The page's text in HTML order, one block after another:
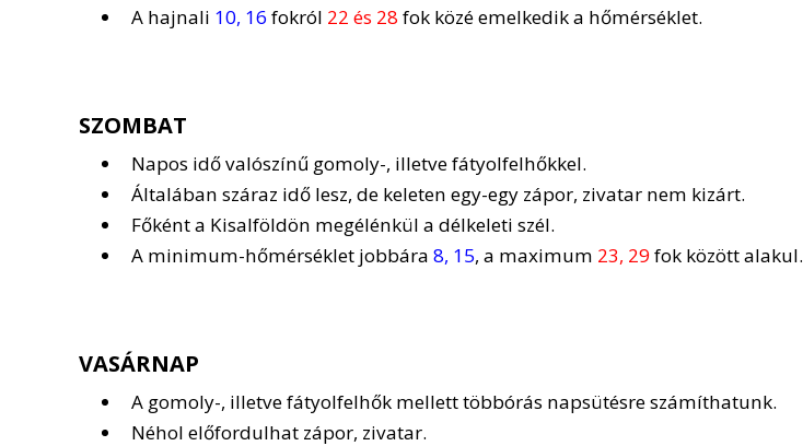
A hajnali 10, 16 fokról 22 és 28 fok közé emelkedik a hőmérséklet.
SZOMBAT
Napos idő valószínű gomoly-, illetve fátyolfelhőkkel.
Általában száraz idő lesz, de keleten egy-egy zápor, zivatar nem kizárt.
Főként a Kisalföldön megélénkül a délkeleti szél.
A minimum-hőmérséklet jobbára 8, 15, a maximum 23, 29fok között alakul.
VASÁRNAP
A gomoly-, illetve fátyolfelhők mellett többórás napsütésre számíthatunk.
Néhol előfordulhat zápor, zivatar.